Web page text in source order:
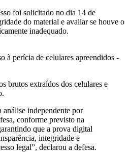
foi solicitado no dia 14 de
do material e avaliar se houve o
inadequado.
à perícia de celulares apreendidos -
brutos extraídos dos celulares e
independente por
conforme previsto na
que a prova digital
integridade e
legal”, declarou a defesa.